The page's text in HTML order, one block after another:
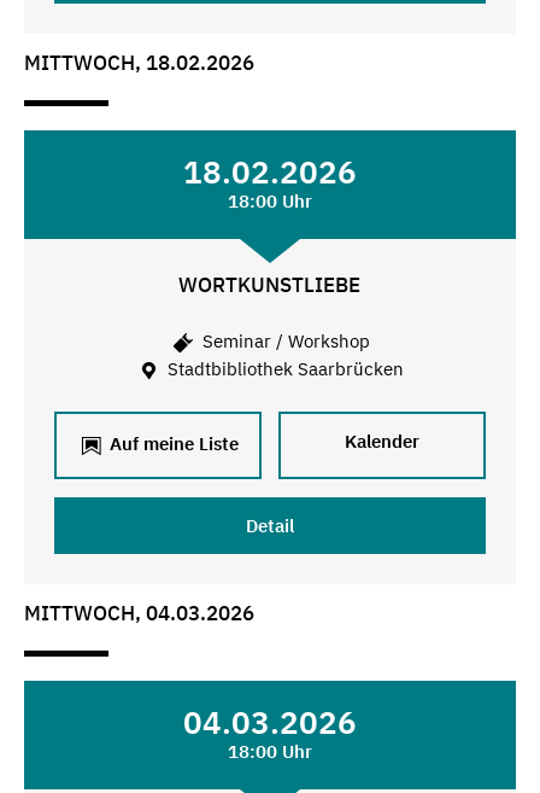
MITTWOCH, 18.02.2026
18.02.2026
18:00 Uhr
WORTKUNSTLIEBE
Seminar / Workshop
Stadtbibliothek Saarbrücken
Auf meine Liste Kalender
Detail
MITTWOCH, 04.03.2026
04.03.2026
18:00 Uhr